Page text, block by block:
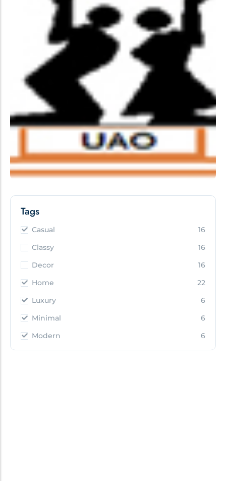
Tags
Casual
16
Classy
16
Decor
16
Home
22
Luxury
6
Minimal
6
Modern
6